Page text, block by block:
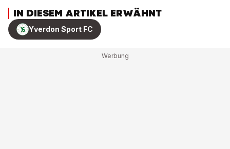
IN DIESEM ARTIKEL ERWÄHNT
Yverdon Sport FC